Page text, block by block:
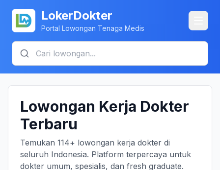
LokerDokter
Portal Lowongan Tenaga Medis
Lowongan Kerja Dokter
Terbaru
Temukan 114+ lowongan kerja dokter di
seluruh Indonesia. Platform terpercaya untuk
dokter umum, spesialis, dan fresh graduate.